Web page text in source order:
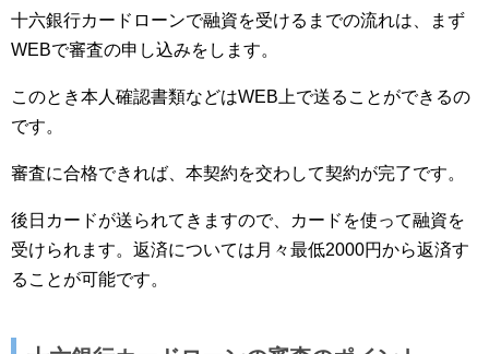
十六銀行カードローンで融資を受けるまでの流れは、まず
WEBで審査の申し込みをします。
このとき本人確認書類などはWEB上で送ることができるの
です。
審査に合格できれば、本契約を交わして契約が完了です。
後日カードが送られてきますので、カードを使って融資を
受けられます。返済については月々最低2000円から返済す
ることが可能です。